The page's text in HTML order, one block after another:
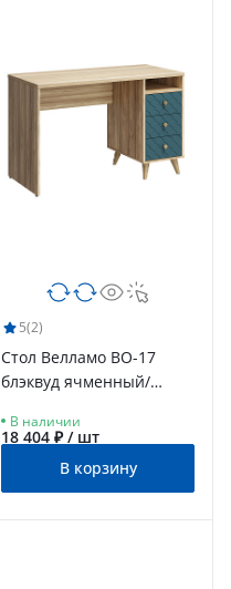
5(2)
Стол Велламо ВО-17
блэквуд ячменный/
В наличии
18 404 ₽ / шт
В корзину